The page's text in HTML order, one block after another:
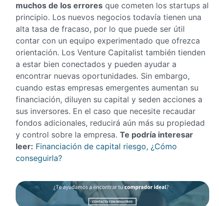
muchos de los errores que cometen los startups al
principio. Los nuevos negocios todavía tienen una
alta tasa de fracaso, por lo que puede ser útil
contar con un equipo experimentado que ofrezca
orientación. Los Venture Capitalist también tienden
a estar bien conectados y pueden ayudar a
encontrar nuevas oportunidades. Sin embargo,
cuando estas empresas emergentes aumentan su
financiación, diluyen su capital y seden acciones a
sus inversores. En el caso que necesite recaudar
fondos adicionales, reducirá aún más su propiedad
y control sobre la empresa. Te podría interesar
leer: Financiación de capital riesgo, ¿Cómo
conseguirla?